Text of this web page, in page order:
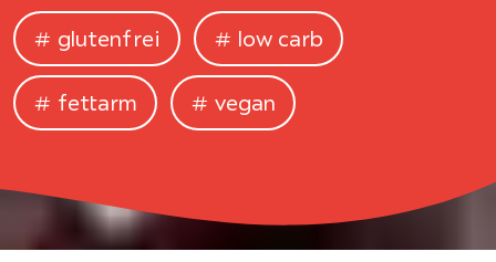
glutenfrei low carb
fettarm vegan